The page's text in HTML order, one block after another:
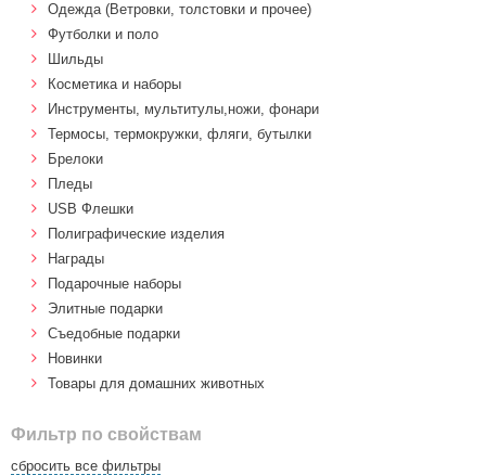
Одежда (Ветровки, толстовки и прочее)
Футболки и поло
Шильды
Косметика и наборы
Инструменты, мультитулы,ножи, фонари
Термосы, термокружки, фляги, бутылки
Брелоки
Пледы
USB Флешки
Полиграфические изделия
Награды
Подарочные наборы
Элитные подарки
Cъедобные подарки
Новинки
Товары для домашних животных
Фильтр по свойствам
сбросить все фильтры